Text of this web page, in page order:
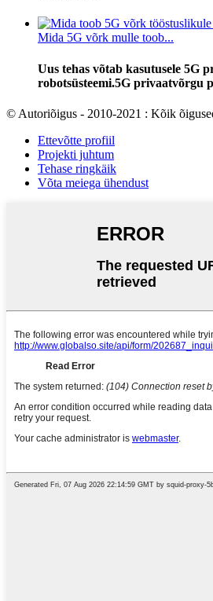
Mida 5G võrk mulle toob...
Uus tehas võtab kasutusele 5G
robotsüsteemi.5G privaatvõrgu
© Autoriõigus - 2010-2021 : Kõik
Ettevõtte profiil
Projekti juhtum
Tehase ringkäik
Võta meiega ühendust